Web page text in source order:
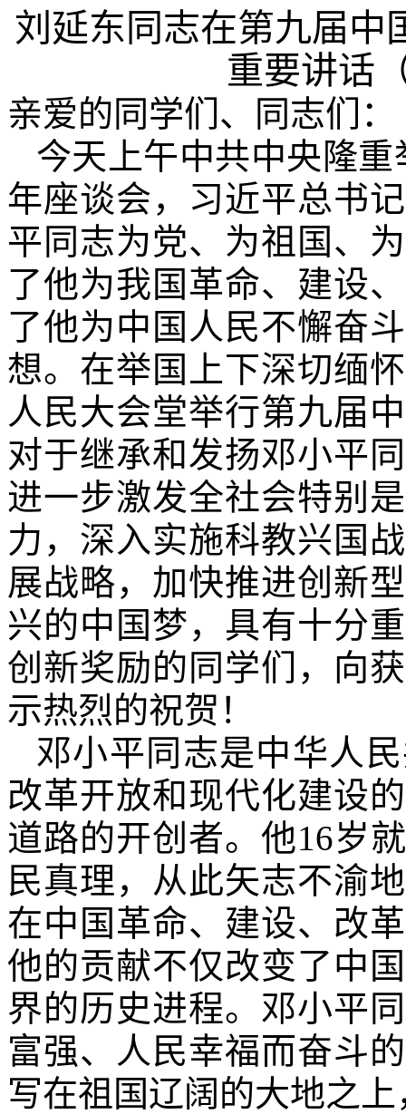
刘延东同志在第九届中
重要讲话
亲爱的同学们、同志们：
今天上午中共中央隆
年座谈会，习近平总书
平同志为党、为祖国、
了他为我国革命、建设
了他为中国人民不懈奋
想。在举国上下深切缅
人民大会堂举行第九届
对于继承和发扬邓小平
进一步激发全社会特别
力，深入实施科教兴国
展战略，加快推进创新
兴的中国梦，具有十分
创新奖励的同学们，向
示热烈的祝贺！
邓小平同志是中华人
改革开放和现代化建设
道路的开创者。他16岁
民真理，从此矢志不渝
在中国革命、建设、改
他的贡献不仅改变了中
界的历史进程。邓小平
富强、人民幸福而奋斗
写在祖国辽阔的大地之